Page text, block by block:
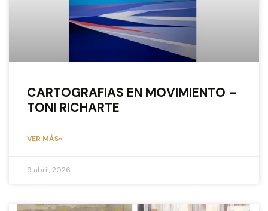
CARTOGRAFIAS EN MOVIMIENTO –
TONI RICHARTE
VER MÁS»
9 abril, 2026